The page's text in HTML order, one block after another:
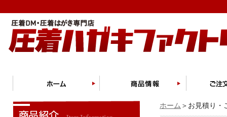
ホーム ＞お見積り・